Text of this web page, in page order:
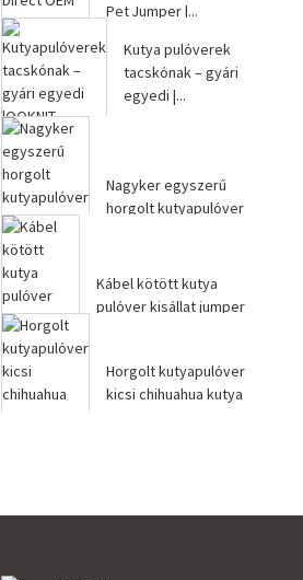
Pet Jumper |...
Kutya pulóverek
tacskónak – gyári
egyedi |...
Nagyker egyszerű
horgolt kutyapulóver
Kábel kötött kutya
pulóver kisállat jumper
Horgolt kutyapulóver
kicsi chihuahua kutya